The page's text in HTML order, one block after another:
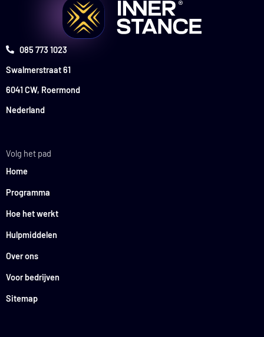
085 773 1023
Swalmerstraat 61
6041 CW, Roermond
Nederland
Volg het pad
Home
Programma
Hoe het werkt
Hulpmiddelen
Over ons
Voor bedrijven
Sitemap